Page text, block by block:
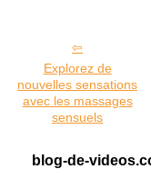
Explorez de
nouvelles sensations
avec les massages
sensuels
blog-de-